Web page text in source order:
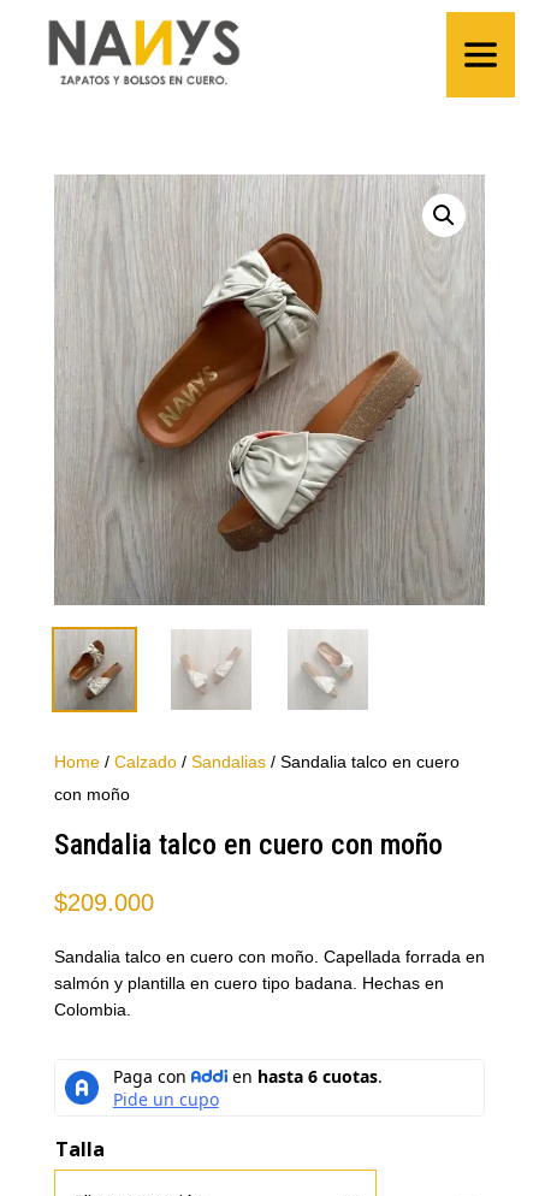
Home/ Calzado/ Sandalias/ Sandalia talco en cuero
con moño
Sandalia talco en cuero con moño
$209.000
Sandalia talco en cuero con moño. Capellada forrada en
salmón y plantilla en cuero tipo badana. Hechas en
Colombia.
Talla